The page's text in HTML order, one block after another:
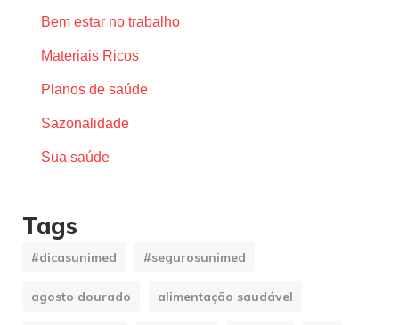
Bem estar no trabalho
Materiais Ricos
Planos de saúde
Sazonalidade
Sua saúde
Tags
#dicasunimed #segurosunimed
agosto dourado alimentação saudável